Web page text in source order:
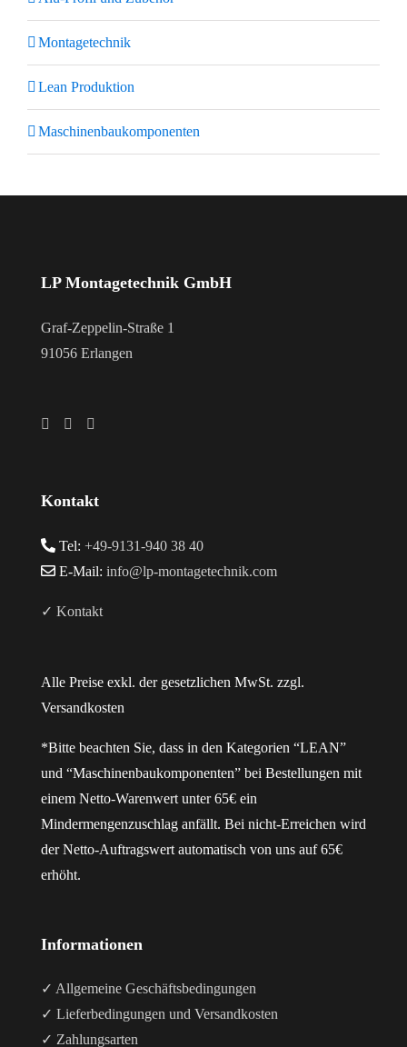
Montagetechnik
Lean Produktion
Maschinenbaukomponenten
LP Montagetechnik GmbH
Graf-Zeppelin-Straße 1
91056 Erlangen
Kontakt
Tel: +49-9131-940 38 40
E-Mail: info@lp-montagetechnik.com
✓ Kontakt
Alle Preise exkl. der gesetzlichen MwSt. zzgl.
Versandkosten
*Bitte beachten Sie, dass in den Kategorien “LEAN”
und “Maschinenbaukomponenten” bei Bestellungen mit
einem Netto-Warenwert unter 65€ ein
Mindermengenzuschlag anfällt. Bei nicht-Erreichen wird
der Netto-Auftragswert automatisch von uns auf 65€
erhöht.
Informationen
✓ Allgemeine Geschäftsbedingungen
✓ Lieferbedingungen und Versandkosten
✓ Zahlungsarten